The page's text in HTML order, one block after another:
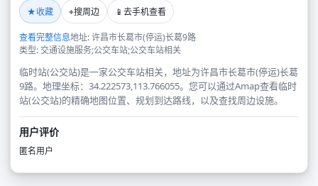
★收藏 ⌖搜周边 📱 去手机查看
查看完整信息地址: 许昌市长葛市(停运)长葛9路
类型: 交通设施服务;公交车站;公交车站相关
临时站(公交站)是一家公交车站相关，地址为许昌市长葛市(停运)长葛
9路。地理坐标：34.222573,113.766055。您可以通过Amap查看临时
站(公交站)的精确地图位置、规划到达路线，以及查找周边设施。
用户评价
匿名用户